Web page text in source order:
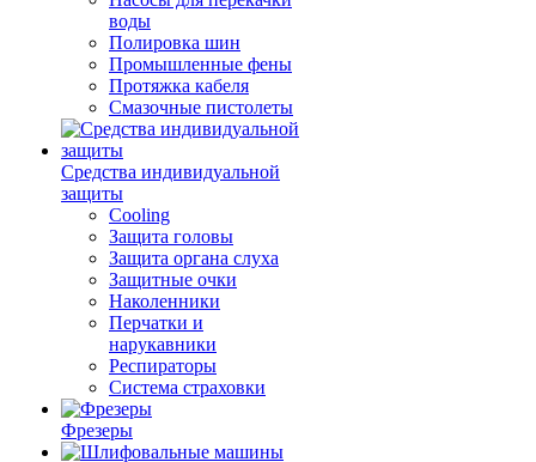
воды
Полировка шин
Промышленные фены
Протяжка кабеля
Смазочные пистолеты
Средства индивидуальной
защиты
Cooling
Защита головы
Защита органа слуха
Защитные очки
Наколенники
Перчатки и
нарукавники
Респираторы
Система страховки
Фрезеры